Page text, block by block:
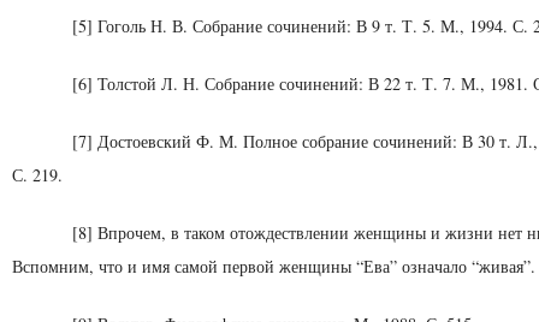
[5] Гоголь Н. В. Собрание сочинений: В 9 т. Т. 5. М., 1994. С.
[6] Толстой Л. Н. Собрание сочинений: В 22 т. Т. 7. М., 1981.
[7] Достоевский Ф. М. Полное собрание сочинений: В 30 т.
С. 219.
[8] Впрочем, в таком отождествлении женщины и жизни нет
Вспомним, что и имя самой первой женщины “Ева” озна­чало “живая”.